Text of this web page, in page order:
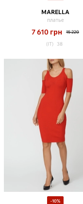
MARELLA
платье
7 610 грн 15 220
(IT) 38
-10%